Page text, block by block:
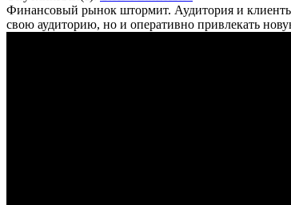
Финансовый рынок штормит. Аудитория и
свою аудиторию, но и оперативно привлекать